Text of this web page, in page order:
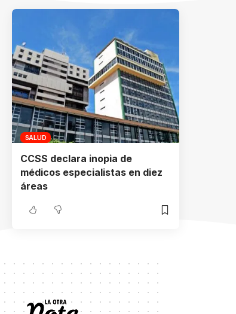
SALUD
CCSS declara inopia de
médicos especialistas en diez
áreas